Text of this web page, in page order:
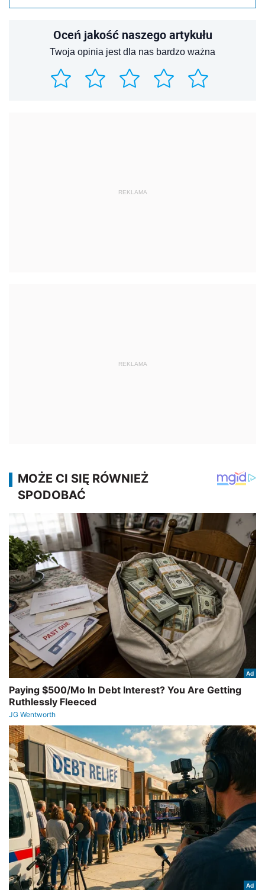
Oceń jakość naszego artykułu
Twoja opinia jest dla nas bardzo ważna
REKLAMA
REKLAMA